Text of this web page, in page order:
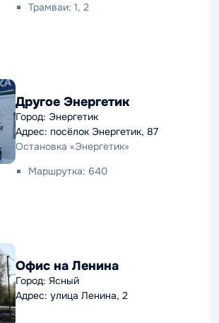
Трамваи: 1, 2
Другое Энергетик
Город: Энергетик
Адрес: посёлок Энергетик, 87
Остановка «Энергетик»
Маршрутка: 640
Офис на Ленина
Город: Ясный
Адрес: улица Ленина, 2